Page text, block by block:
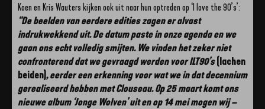
Koen en Kris Wauters kijken ook uit naar hun optreden op ‘I love the 90’s’:
“De beelden van eerdere edities zagen er alvast
indrukwekkend uit. De datum paste in onze agenda en we
gaan ons echt volledig smijten. We vinden het zeker niet
confronterend dat we gevraagd werden voor ILT90’s (lachen
beiden), eerder een erkenning voor wat we in dat decennium
gerealiseerd hebben met Clouseau. Op 25 maart komt ons
nieuwe album ‘Jonge Wolven’ uit en op 14 mei mogen wij –